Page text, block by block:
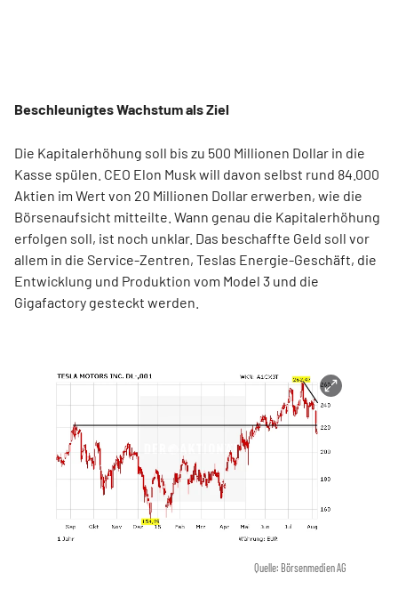
Beschleunigtes Wachstum als Ziel
Die Kapitalerhöhung soll bis zu 500 Millionen Dollar in die
Kasse spülen. CEO Elon Musk will davon selbst rund 84.000
Aktien im Wert von 20 Millionen Dollar erwerben, wie die
Börsenaufsicht mitteilte. Wann genau die Kapitalerhöhung
erfolgen soll, ist noch unklar. Das beschaffte Geld soll vor
allem in die Service-Zentren, Teslas Energie-Geschäft, die
Entwicklung und Produktion vom Model 3 und die
Gigafactory gesteckt werden.
Quelle: Börsenmedien AG